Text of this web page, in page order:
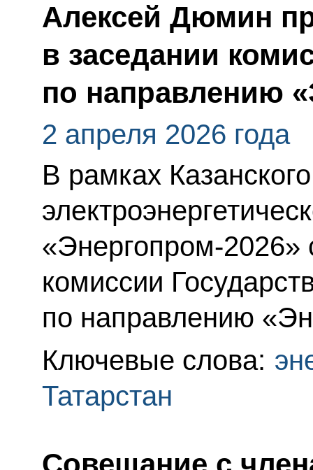
Алексей Дюмин
в заседании
по направлению
2 апреля 2026 года
В рамках
«Энергопром-2026»
комиссии
по направлению
Ключевые слова:
Татарстан